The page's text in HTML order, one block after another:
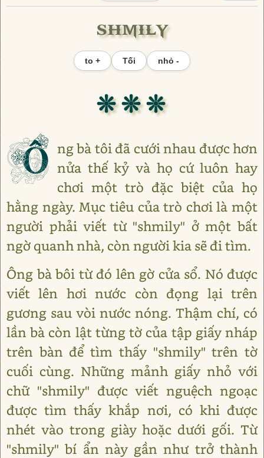
SHMILY
to + Tối nhỏ -
❊ ❊ ❊
Ô ng bà tôi đã cưới nhau được hơn
nửa thế kỷ và họ cứ luôn hay
chơi một trò đặc biệt của họ
hằng ngày. Mục tiêu của trò chơi là một
người phải viết từ "shmily" ở một bất
ngờ quanh nhà, còn người kia sẽ đi tìm.
Ông bà bôi từ đó lên gờ cửa sổ. Nó được
viết lên hơi nước còn đọng lại trên
gương sau vòi nước nóng. Thậm chí, có
lần bà còn lật từng tờ của tập giấy nháp
trên bàn để tìm thấy "shmily" trên tờ
cuối cùng. Những mảnh giấy nhỏ với
chữ "shmily" được viết nguệch ngoạc
được tìm thấy khắp nơi, có khi được
nhét vào trong giày hoặc dưới gối. Từ
"shmily" bí ẩn này gần như trở thành